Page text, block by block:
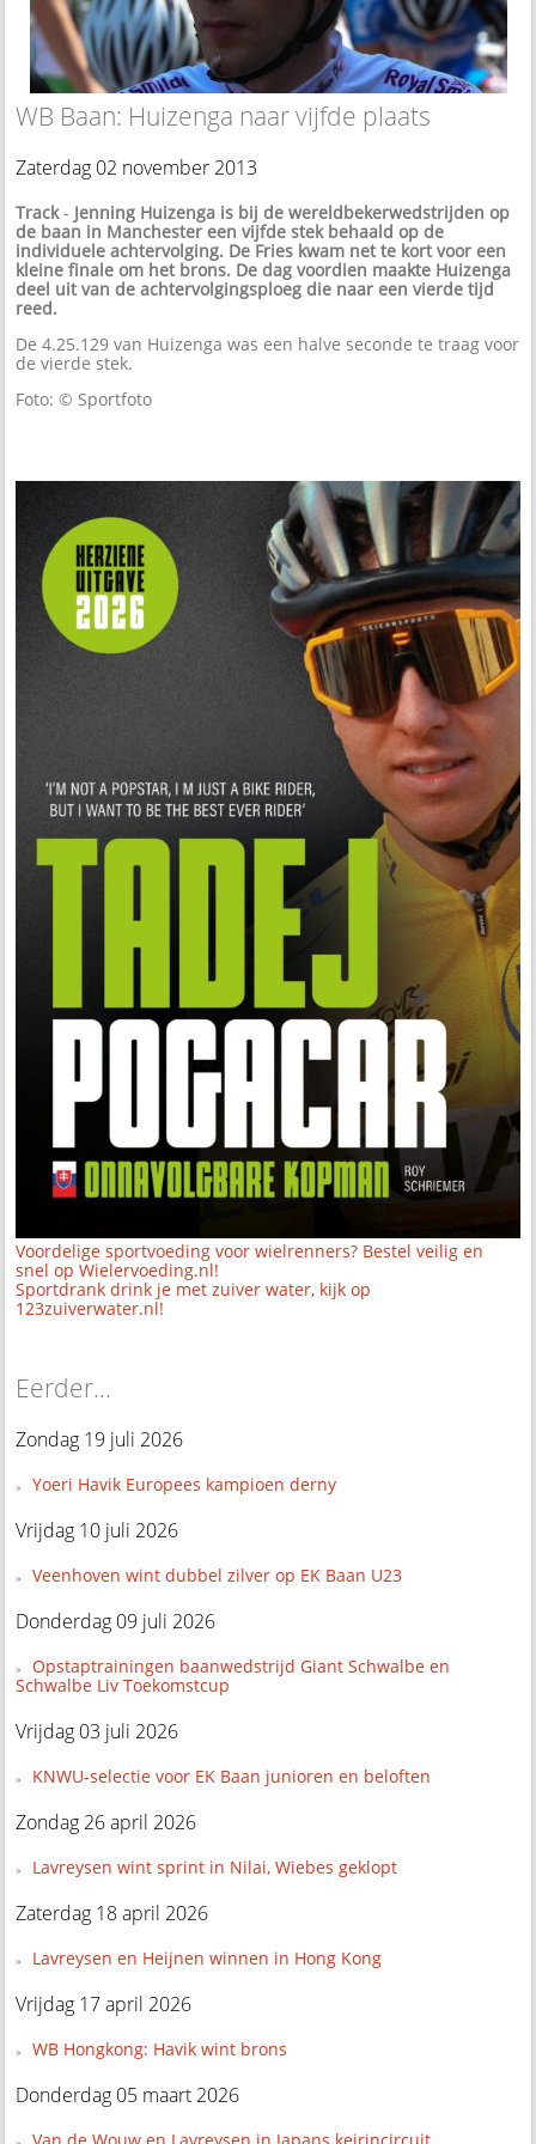
WB Baan: Huizenga naar vijfde plaats
Zaterdag 02 november 2013
Track- Jenning Huizenga is bij de wereldbekerwedstrijden op
de baan in Manchester een vijfde stek behaald op de
individuele achtervolging. De Fries kwam net te kort voor een
kleine finale om het brons. De dag voordien maakte Huizenga
deel uit van de achtervolgingsploeg die naar een vierde tijd
reed.
De 4.25.129 van Huizenga was een halve seconde te traag voor
de vierde stek.
Foto: © Sportfoto
Voordelige sportvoeding voor wielrenners? Bestel veilig en
snel op Wielervoeding.nl!
Sportdrank drink je met zuiver water, kijk op
123zuiverwater.nl!
Eerder...
Zondag 19 juli 2026
Yoeri Havik Europees kampioen derny
Vrijdag 10 juli 2026
Veenhoven wint dubbel zilver op EK Baan U23
Donderdag 09 juli 2026
Opstaptrainingen baanwedstrijd Giant Schwalbe en
Schwalbe Liv Toekomstcup
Vrijdag 03 juli 2026
KNWU-selectie voor EK Baan junioren en beloften
Zondag 26 april 2026
Lavreysen wint sprint in Nilai, Wiebes geklopt
Zaterdag 18 april 2026
Lavreysen en Heijnen winnen in Hong Kong
Vrijdag 17 april 2026
WB Hongkong: Havik wint brons
Donderdag 05 maart 2026